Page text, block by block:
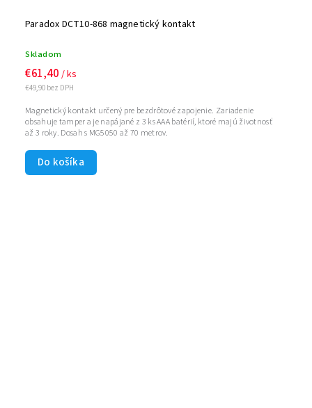
Paradox DCT10-868 magnetický kontakt
Skladom
€49,90 bez DPH
€61,40 / ks
Do košíka
Magnetický kontakt určený pre bezdrôtové zapojenie. Zariadenie
obsahuje tamper a je napájané z 3 ks AAA batérií, ktoré majú životnosť
až 3 roky. Dosah s MG5050 až 70 metrov.